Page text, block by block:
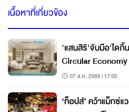
เนื้อหาที่เกี่ยวข้อง
'แสนสิริ'จับมือ'ไดกิ้
Circular Economy
07 ส.ค. 2569 | 17:00
‘ท็อปส์’ คว้าแม็กซ์